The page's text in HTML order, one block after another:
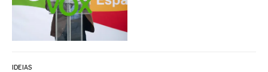
IDEIAS